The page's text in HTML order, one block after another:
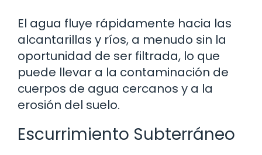
El agua fluye rápidamente hacia las
alcantarillas y ríos, a menudo sin la
oportunidad de ser filtrada, lo que
puede llevar a la contaminación de
cuerpos de agua cercanos y a la
erosión del suelo.
Escurrimiento Subterráneo